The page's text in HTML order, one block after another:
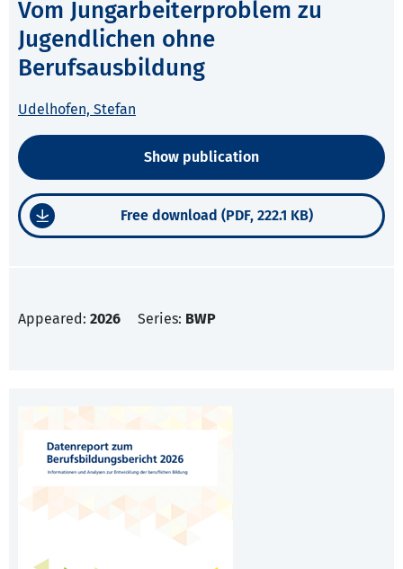
Vom Jungarbeiterproblem zu
Jugendlichen ohne
Berufsausbildung
Udelhofen, Stefan
Show publication
Free download (PDF, 222.1 KB)
Appeared: 2026 Series: BWP